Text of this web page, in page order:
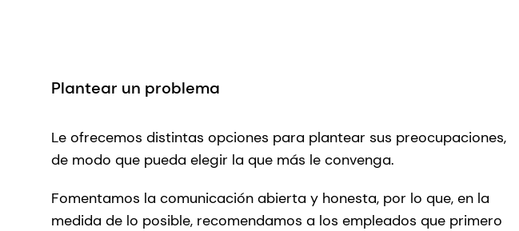
Plantear un problema
Le ofrecemos distintas opciones para plantear sus preocupaciones,
de modo que pueda elegir la que más le convenga.
Fomentamos la comunicación abierta y honesta, por lo que, en la
medida de lo posible, recomendamos a los empleados que primero